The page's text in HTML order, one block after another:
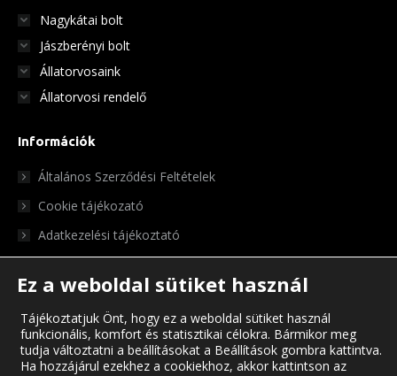
Nagykátai bolt
Jászberényi bolt
Állatorvosaink
Állatorvosi rendelő
Információk
Általános Szerződési Feltételek
Cookie tájékozató
Adatkezelési tájékoztató
Ez a weboldal sütiket használ
Tájékoztatjuk Önt, hogy ez a weboldal sütiket használ
funkcionális, komfort és statisztikai célokra. Bármikor meg
tudja változtatni a beállításokat a Beállítások gombra kattintva.
Ha hozzájárul ezekhez a cookiekhoz, akkor kattintson az